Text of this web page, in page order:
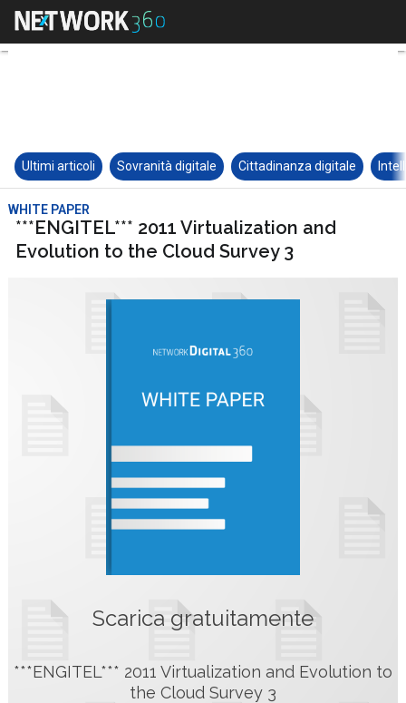
Ultimi articoli Sovranità digitale Cittadinanza digitale
WHITE PAPER
***ENGITEL*** 2011 Virtualization and
Evolution to the Cloud Survey 3
Scarica gratuitamente
***ENGITEL*** 2011 Virtualization and Evolution to
the Cloud Survey 3